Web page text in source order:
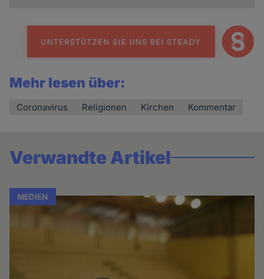
Mehr lesen über:
Coronavirus Religionen Kirchen Kommentar
Verwandte Artikel
MEDIEN